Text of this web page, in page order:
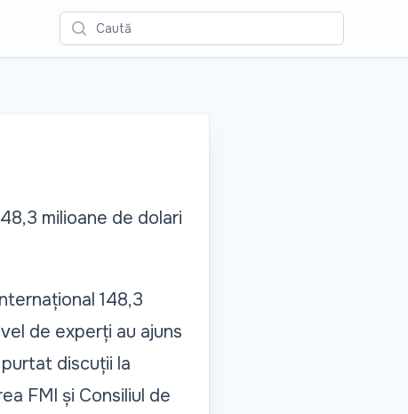
Caută
milioane de dolari
148,3
de experți au ajuns
discuții la
FMI și Consiliul de